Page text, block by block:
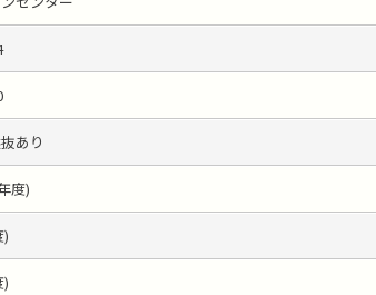
あり
度)